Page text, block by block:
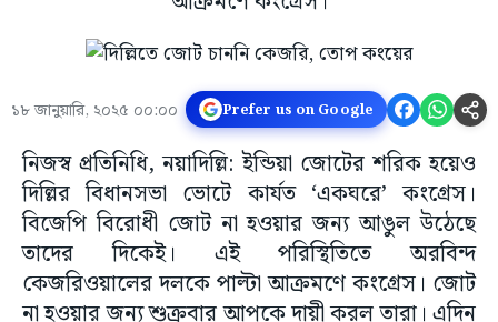
১৮ জানুয়ারি, ২০২৫ ০০:০০ Prefer us on Google
নিজস্ব প্রতিনিধি, নয়াদিল্লি: ইন্ডিয়া জোটের শরিক হয়েও
দিল্লির বিধানসভা ভোটে কার্যত ‘একঘরে’ কংগ্রেস।
বিজেপি বিরোধী জোট না হওয়ার জন্য আঙুল উঠেছে
তাদের দিকেই। এই পরিস্থিতিতে অরবিন্দ
কেজরিওয়ালের দলকে পাল্টা আক্রমণে কংগ্রেস। জোট
না হওয়ার জন্য শুক্রবার আপকে দায়ী করল তারা। এদিন